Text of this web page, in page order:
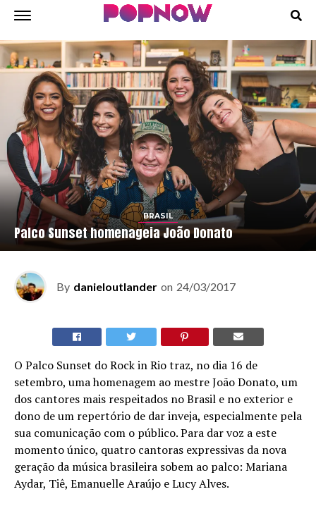
BRASIL
Palco Sunset homenageia João Donato
By danieloutlander on 24/03/2017
O Palco Sunset do Rock in Rio traz, no dia 16 de
setembro, uma homenagem ao mestre João Donato, um
dos cantores mais respeitados no Brasil e no exterior e
dono de um repertório de dar inveja, especialmente pela
sua comunicação com o público. Para dar voz a este
momento único, quatro cantoras expressivas da nova
geração da música brasileira sobem ao palco: Mariana
Aydar, Tiê, Emanuelle Araújo e Lucy Alves.